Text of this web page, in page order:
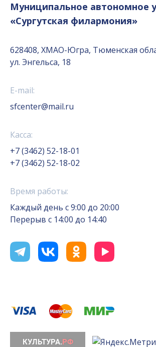
Муниципальное автономное
«Сургутская филармония»
628408, ХМАО-Югра, Тюменская
ул. Энгельса, 18
E-mail:
sfcenter@mail.ru
Касса:
+7 (3462) 52-18-01
+7 (3462) 52-18-02
Время работы:
Каждый день с 9:00 до 20:00
Перерыв с 14:00 до 14:40